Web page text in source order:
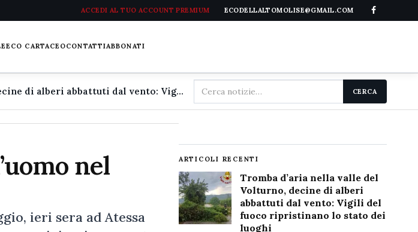
ACCEDI AL TUO ACCOUNT PREMIUM ECODELLALTOMOLISE@GMAIL.COM
ECO CARTACEOCONTATTIABBONATI
Tromba d'aria nella valle del Volturno, decine di alberi abbattuti dal vento: Vigili del fuoco ripristinano lo stato dei luoghi
Cerca
nel
CERCA
nel
ieri sera ad Atessa
ARTICOLI RECENTI
Tromba d’aria nella valle del
Volturno, decine di alberi
abbattuti dal vento: Vigili del
fuoco ripristinano lo stato dei
luoghi